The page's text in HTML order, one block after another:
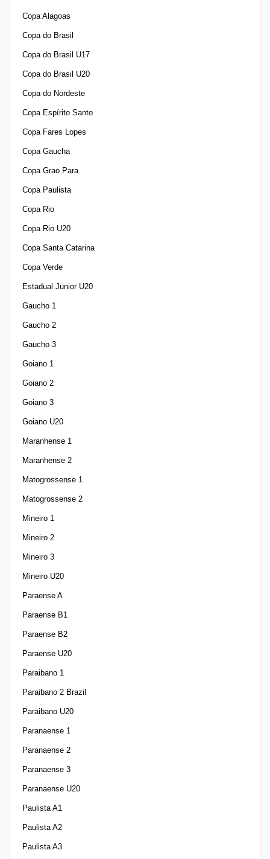
Copa Alagoas
Copa do Brasil
Copa do Brasil U17
Copa do Brasil U20
Copa do Nordeste
Copa Espírito Santo
Copa Fares Lopes
Copa Gaucha
Copa Grao Para
Copa Paulista
Copa Rio
Copa Rio U20
Copa Santa Catarina
Copa Verde
Estadual Junior U20
Gaucho 1
Gaucho 2
Gaucho 3
Goiano 1
Goiano 2
Goiano 3
Goiano U20
Maranhense 1
Maranhense 2
Matogrossense 1
Matogrossense 2
Mineiro 1
Mineiro 2
Mineiro 3
Mineiro U20
Paraense A
Paraense B1
Paraense B2
Paraense U20
Paraibano 1
Paraibano 2 Brazil
Paraibano U20
Paranaense 1
Paranaense 2
Paranaense 3
Paranaense U20
Paulista A1
Paulista A2
Paulista A3